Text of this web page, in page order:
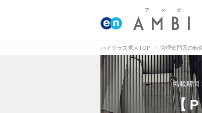
ハイクラス求人TOP 管理部門系の転
掲載期間
【